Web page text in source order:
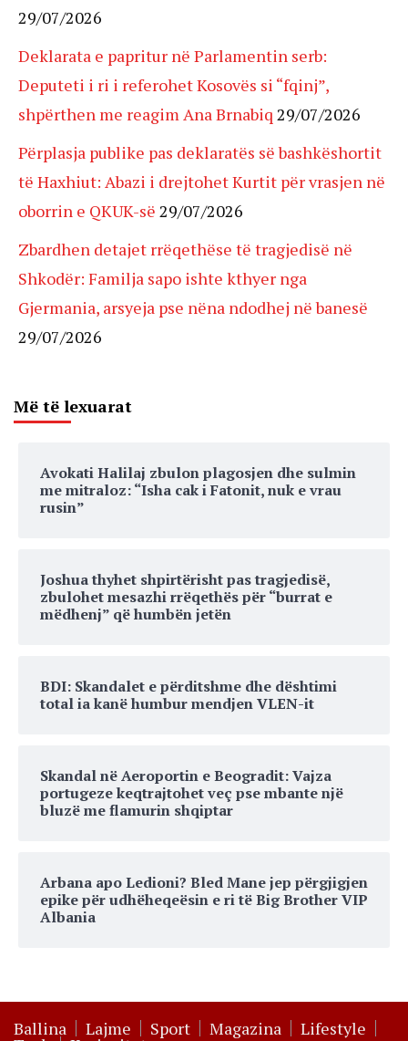
29/07/2026
Deklarata e papritur në Parlamentin serb:
Deputeti i ri i referohet Kosovës si “fqinj”,
shpërthen me reagim Ana Brnabiq 29/07/2026
Përplasja publike pas deklaratës së bashkëshortit
të Haxhiut: Abazi i drejtohet Kurtit për vrasjen në
oborrin e QKUK-së 29/07/2026
Zbardhen detajet rrëqethëse të tragjedisë në
Shkodër: Familja sapo ishte kthyer nga
Gjermania, arsyeja pse nëna ndodhej në banesë
29/07/2026
Më të lexuarat
Avokati Halilaj zbulon plagosjen dhe sulmin
me mitraloz: “Isha cak i Fatonit, nuk e vrau
rusin”
Joshua thyhet shpirtërisht pas tragjedisë,
zbulohet mesazhi rrëqethës për “burrat e
mëdhenj” që humbën jetën
BDI: Skandalet e përditshme dhe dështimi
total ia kanë humbur mendjen VLEN-it
Skandal në Aeroportin e Beogradit: Vajza
portugeze keqtrajtohet veç pse mbante një
bluzë me flamurin shqiptar
Arbana apo Ledioni? Bled Mane jep përgjigjen
epike për udhëheqeësin e ri të Big Brother VIP
Albania
Ballina Lajme Sport Magazina Lifestyle